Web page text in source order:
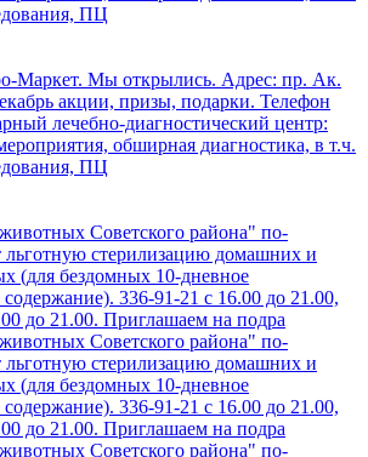
ПЦ
Мы открылись. Адрес: пр. Ак.
акции, призы, подарки. Телефон
лечебно-диагностический центр:
обширная диагностика, в т.ч.
ПЦ
Советского района" по-
стерилизацию домашних и
(для бездомных 10-дневное
336-91-21 с 16.00 до 21.00,
до 21.00. Приглашаем на подра
Советского района" по-
стерилизацию домашних и
(для бездомных 10-дневное
336-91-21 с 16.00 до 21.00,
до 21.00. Приглашаем на подра
Советского района" по-